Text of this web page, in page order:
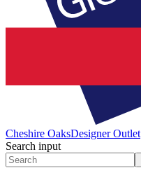
Cheshire OaksDesigner Outlet
Search input